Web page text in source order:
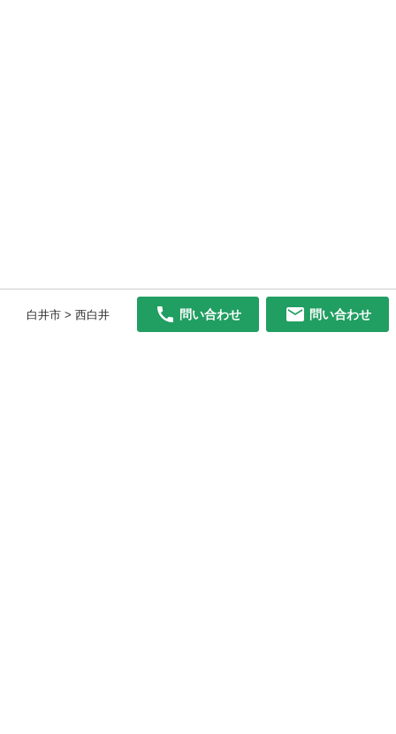
白井市 > 西白井 問い合わせ 問い合わせ